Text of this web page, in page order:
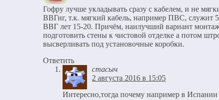
Гофру лучше укладывать сразу с кабелем, и не
ВВГнг, т.к. мягкий кабель, например ПВС, служит
ВВГ лет 15-20. Причём, наилучший вариант
подготовить стены к чистовой отделке а потом
Ответить
стасыч